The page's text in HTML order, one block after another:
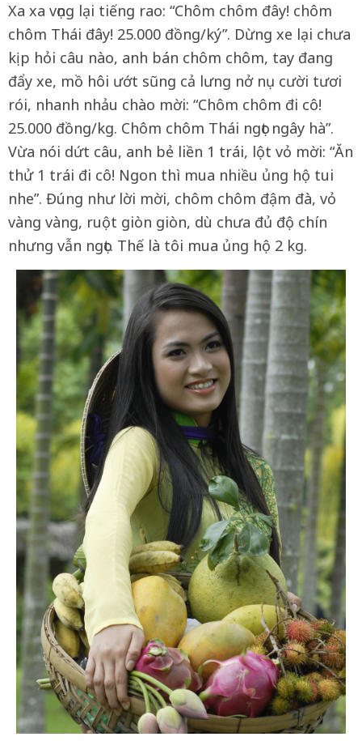
Xa xa vọng lại tiếng rao: “Chôm chôm đây! chôm
chôm Thái đây! 25.000 đồng/ký”. Dừng xe lại chưa
kịp hỏi câu nào, anh bán chôm chôm, tay đang
đẩy xe, mồ hôi ướt sũng cả lưng nở nụ cười tươi
rói, nhanh nhảu chào mời: “Chôm chôm đi cô!
25.000 đồng/kg. Chôm chôm Thái ngọt ngây hà”.
Vừa nói dứt câu, anh bẻ liền 1 trái, lột vỏ mời: “Ăn
thử 1 trái đi cô! Ngon thì mua nhiều ủng hộ tui
nhe”. Đúng như lời mời, chôm chôm đậm đà, vỏ
vàng vàng, ruột giòn giòn, dù chưa đủ độ chín
nhưng vẫn ngọt. Thế là tôi mua ủng hộ 2 kg.